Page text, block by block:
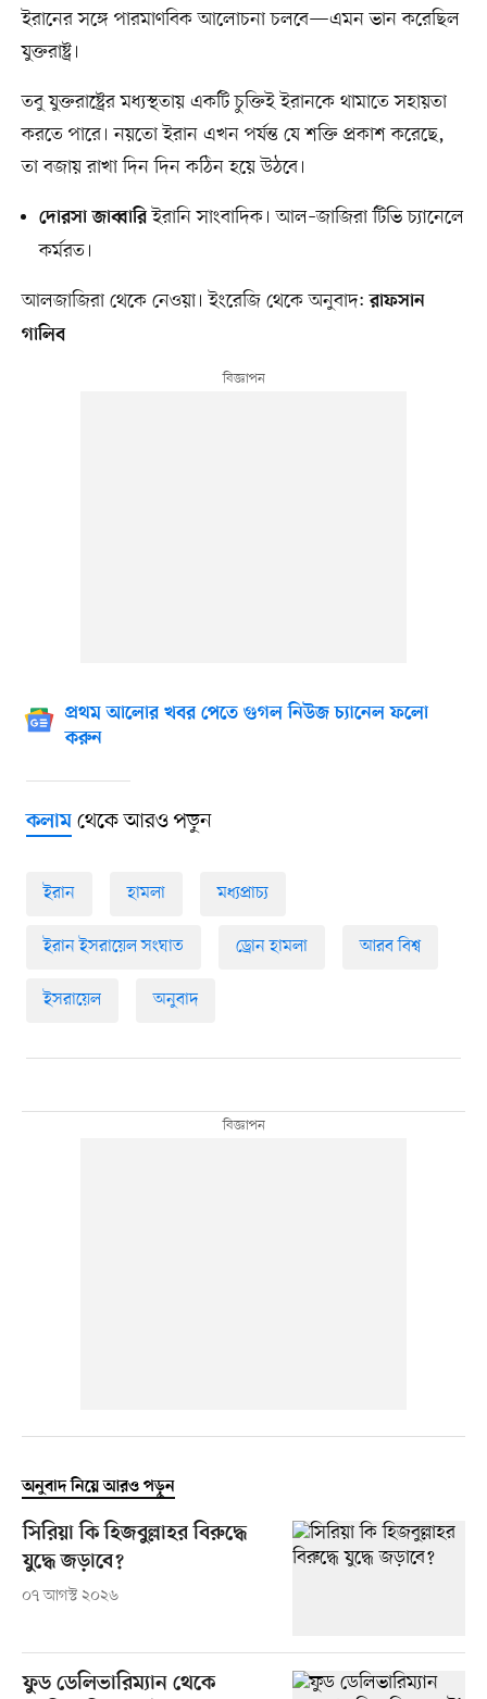
ইরানের সঙ্গে পারমাণবিক আলোচনা চলবে—এমন ভান করেছিল
যুক্তরাষ্ট্র।
তবু যুক্তরাষ্ট্রের মধ্যস্থতায় একটি চুক্তিই ইরানকে থামাতে সহায়তা
করতে পারে। নয়তো ইরান এখন পর্যন্ত যে শক্তি প্রকাশ করেছে,
তা বজায় রাখা দিন দিন কঠিন হয়ে উঠবে।
দোরসা জাব্বারিইরানি সাংবাদিক। আল–জাজিরা টিভি চ্যানেলে
কর্মরত।
আলজাজিরা থেকে নেওয়া। ইংরেজি থেকে অনুবাদ:রাফসান
গালিব
প্রথম আলোর খবর পেতে গুগল নিউজ চ্যানেল ফলো
করুন
কলামথেকে আরও পড়ুন
ইরান হামলা মধ্যপ্রাচ্য
ইরান ইসরায়েল সংঘাত ড্রোন হামলা আরব বিশ্ব
ইসরায়েল অনুবাদ
অনুবাদ নিয়ে আরও পড়ুন
সিরিয়া কি হিজবুল্লাহর বিরুদ্ধে
যুদ্ধে জড়াবে?
০৭ আগস্ট ২০২৬
ফুড ডেলিভারিম্যান থেকে